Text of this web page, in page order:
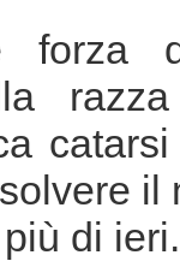
forza
il
di ieri.